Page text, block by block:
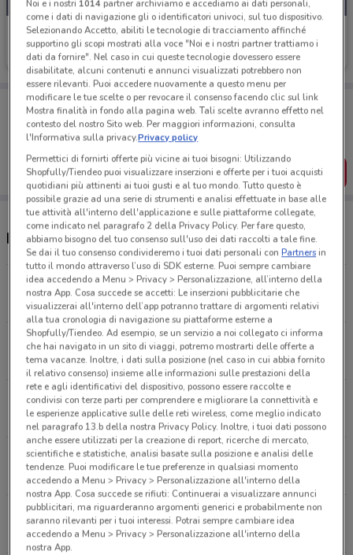
Maver
Scade il 31/12
Porta DoveConviene sempre con te!
Puoi trovare le migliori offerte dei negozi vicino a te,
salvarle e creare la tua lista del risparmio, comodamente
dal tuo cellulare.
SCARICA L’APP
Negozi Maver a Novara
Viale Giulio Cesare N. 184/b Novara
1.1 km
Corso Della Vittoria N. 51/a Novara
1.4 km
Corso Trieste N. 80/a Novara
2.2 km
Piazza S.maurizio N. 20 Cuggiono
17 km
Via don minzoni nr.27 Oleggio
17 km
Noi e i nostri 1014partner archiviamo e accediamo ai dati personali,
come i dati di navigazione gli o identificatori univoci, sul tuo dispositivo.
Selezionando Accetto, abiliti le tecnologie di tracciamento affinché
supportino gli scopi mostrati alla voce "Noi e i nostri partner trattiamo i
dati da fornire". Nel caso in cui queste tecnologie dovessero essere
disabilitate, alcuni contenuti e annunci visualizzati potrebbero non
essere rilevanti. Puoi accedere nuovamente a questo menu per
modificare le tue scelte o per revocare il consenso facendo clic sul link
Mostra finalità in fondo alla pagina web. Tali scelte avranno effetto nel
contesto del nostro Sito web. Per maggiori informazioni, consulta
l'Informativa sulla privacy.Privacy policy
Permettici di fornirti offerte più vicine ai tuoi bisogni: Utilizzando
Shopfully/Tiendeo puoi visualizzare inserzioni e offerte per i tuoi acquisti
quotidiani più attinenti ai tuoi gusti e al tuo mondo. Tutto questo è
possibile grazie ad una serie di strumenti e analisi effettuate in base alle
tue attività all'interno dell'applicazione e sulle piattaforme collegate,
come indicato nel paragrafo 2 della Privacy Policy. Per fare questo,
abbiamo bisogno del tuo consenso sull'uso dei dati raccolti a tale fine.
Se dai il tuo consenso condivideremo i tuoi dati personali conPartnersin
tutto il mondo attraverso l’uso di SDK esterne. Puoi sempre cambiare
idea accedendo a Menu > Privacy > Personalizzazione, all’interno della
nostra App. Cosa succede se accetti: Le inserzioni pubblicitarie che
visualizzerai all'interno dell’app potranno trattare di argomenti relativi
alla tua cronologia di navigazione su piattaforme esterne a
Shopfully/Tiendeo. Ad esempio, se un servizio a noi collegato ci informa
che hai navigato in un sito di viaggi, potremo mostrarti delle offerte a
tema vacanze. Inoltre, i dati sulla posizione (nel caso in cui abbia fornito
il relativo consenso) insieme alle informazioni sulle prestazioni della
rete e agli identificativi del dispositivo, possono essere raccolte e
condivisi con terze parti per comprendere e migliorare la connettività e
le esperienze applicative sulle delle reti wireless, come meglio indicato
nel paragrafo 13.b della nostra Privacy Policy. Inoltre, i tuoi dati possono
anche essere utilizzati per la creazione di report, ricerche di mercato,
scientifiche e statistiche, analisi basate sulla posizione e analisi delle
tendenze. Puoi modificare le tue preferenze in qualsiasi momento
accedendo a Menu > Privacy > Personalizzazione all'interno della
nostra App. Cosa succede se rifiuti: Continuerai a visualizzare annunci
pubblicitari, ma riguarderanno argomenti generici e probabilmente non
saranno rilevanti per i tuoi interessi. Potrai sempre cambiare idea
accedendo a Menu > Privacy > Personalizzazione all'interno della
nostra App.